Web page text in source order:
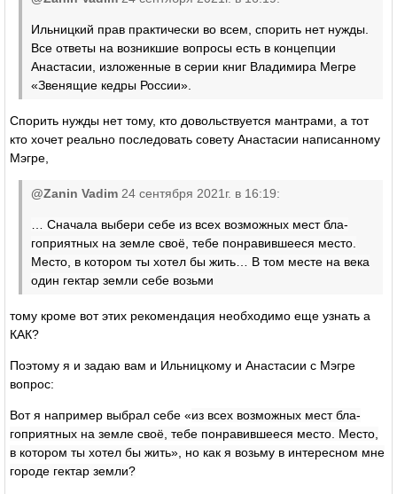
Ильницкий прав практически во всем, спорить нет нужды.
Все ответы на возникшие вопросы есть в концепции
Анастасии, изложенные в серии книг Владимира Мегре
«Звенящие кедры России».
Спорить нужды нет тому, кто довольствуется мантрами, а тот
кто хочет реально последовать совету Анастасии написанному
Мэгре,
@Zanin Vadim 24 сентября 2021г. в 16:19:
… Сначала выбери себе из всех возможных мест бла­
гоприятных на земле своё, тебе понравившееся место.
Ме­сто, в котором ты хотел бы жить… В том месте на века
один гектар земли себе возьми
тому кроме вот этих рекомендация необходимо еще узнать а
КАК?
Поэтому я и задаю вам и Ильницкому и Анастасии с Мэгре
вопрос:
Вот я например выбрал себе «из всех возможных мест бла­
гоприятных на земле своё, тебе понравившееся место. Ме­сто,
в котором ты хотел бы жить», но как я возьму в интересном мне
городе гектар земли?